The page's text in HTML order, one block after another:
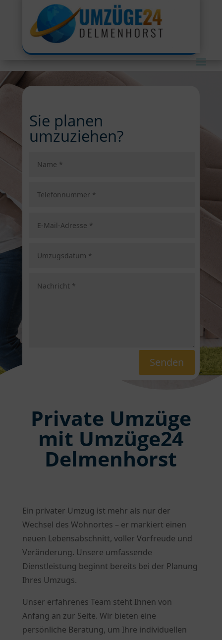
Sie planen
umzuziehen?
Senden
Private Umzüge
mit Umzüge24
Delmenhorst
Ein privater Umzug ist mehr als nur der
Wechsel des Wohnortes – er markiert einen
neuen Lebensabschnitt, voller Vorfreude und
Veränderung. Unsere umfassende
Dienstleistung beginnt bereits bei der Planung
Ihres Umzugs.
Unser erfahrenes Team steht Ihnen von
Anfang an zur Seite. Wir bieten eine
persönliche Beratung, um Ihre individuellen